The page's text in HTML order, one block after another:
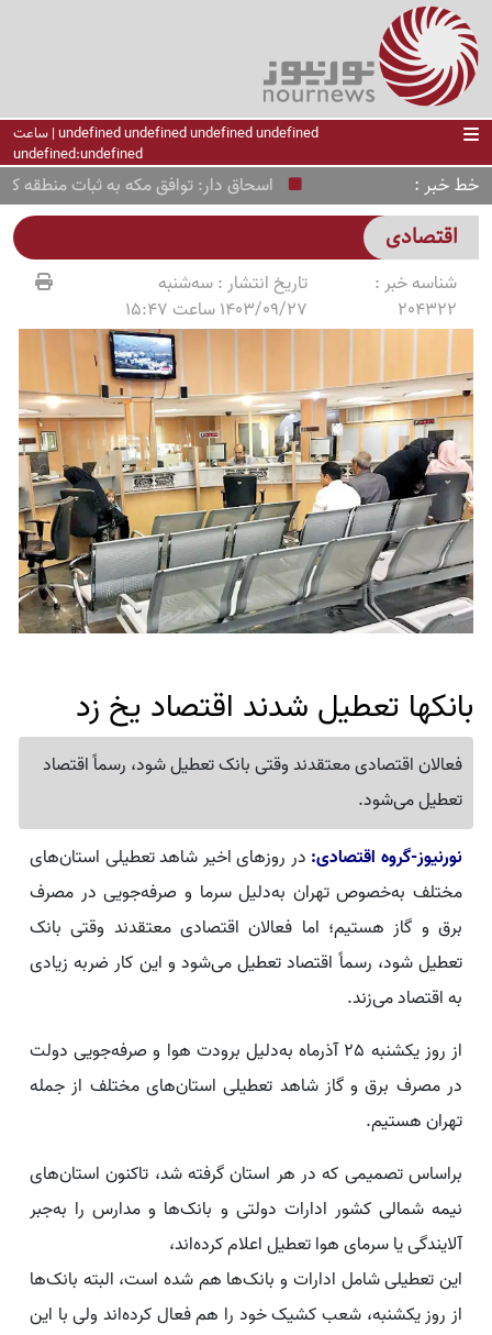
undefined undefined undefined undefined | ساعت
undefined:undefined
خط خبر اسحاق دار: توافق مکه به ثبات منطقه کمک
اقتصادی
شناسه خبر :
204322
تاریخ انتشار :سه‌شنبه
1403/09/27 ساعت 15:47
بانکها تعطیل شدند اقتصاد یخ زد
فعالان اقتصادی معتقدند وقتی بانک تعطیل شود، رسماً اقتصاد
تعطیل می‌شود.
نورنیوز-گروه اقتصادی: در روزهای اخیر شاهد تعطیلی استان‌های
مختلف به‌خصوص تهران به‌دلیل سرما و صرفه‌جویی در مصرف
برق و گاز هستیم؛ اما فعالان اقتصادی معتقدند وقتی بانک
تعطیل شود، رسماً اقتصاد تعطیل می‌شود و این کار ضربه زیادی
به اقتصاد می‌زند.
از روز یکشنبه 25 آذرماه به‌دلیل برودت هوا و صرفه‌جویی دولت
در مصرف برق و گاز شاهد تعطیلی استان‌های مختلف از جمله
تهران هستیم.
براساس تصمیمی که در هر استان گرفته شد، تاکنون استان‌های
نیمه شمالی کشور ادارات دولتی و بانک‌ها و مدارس را به‌جبر
آلایندگی یا سرمای هوا تعطیل اعلام کرده‌اند،
این تعطیلی شامل ادارات و بانک‌ها هم شده است، البته بانک‌ها
از روز یکشنبه، شعب کشیک خود را هم فعال کرده‌اند ولی با این